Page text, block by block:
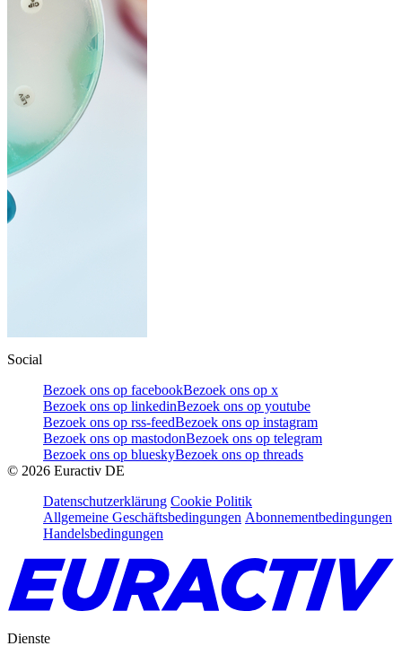
Social
Bezoek ons op facebookBezoek ons op x
Bezoek ons op linkedinBezoek ons op youtube
Bezoek ons op rss-feedBezoek ons op instagram
Bezoek ons op mastodonBezoek ons op telegram
Bezoek ons op blueskyBezoek ons op threads
© 2026 Euractiv DE
Datenschutzerklärung Cookie Politik
Allgemeine Geschäftsbedingungen Abonnementbedingungen
Handelsbedingungen
Dienste